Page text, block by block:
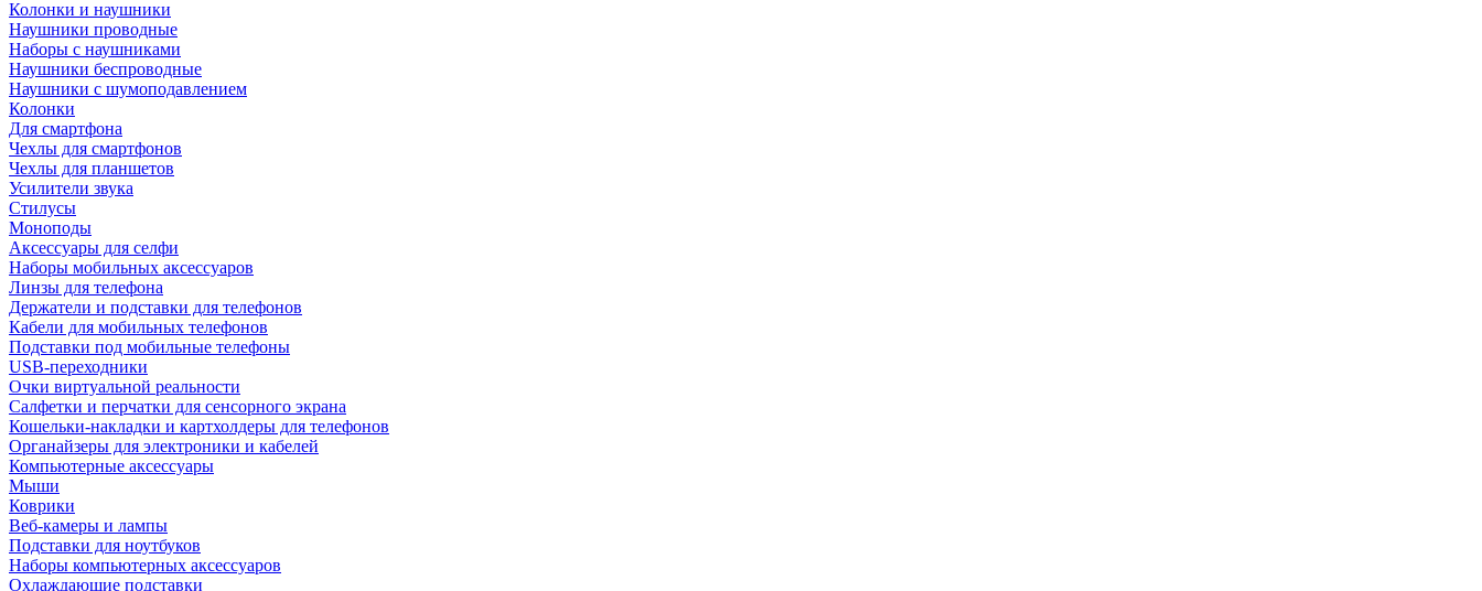
Колонки и наушники
Наушники проводные
Наборы с наушниками
Наушники беспроводные
Наушники с шумоподавлением
Колонки
Для смартфона
Чехлы для смартфонов
Чехлы для планшетов
Усилители звука
Стилусы
Моноподы
Аксессуары для селфи
Наборы мобильных аксессуаров
Линзы для телефона
Держатели и подставки для телефонов
Кабели для мобильных телефонов
Подставки под мобильные телефоны
USB-переходники
Очки виртуальной реальности
Салфетки и перчатки для сенсорного экрана
Кошельки-накладки и картхолдеры для телефонов
Органайзеры для электроники и кабелей
Компьютерные аксессуары
Мыши
Коврики
Веб-камеры и лампы
Подставки для ноутбуков
Наборы компьютерных аксессуаров
Охлаждающие подставки